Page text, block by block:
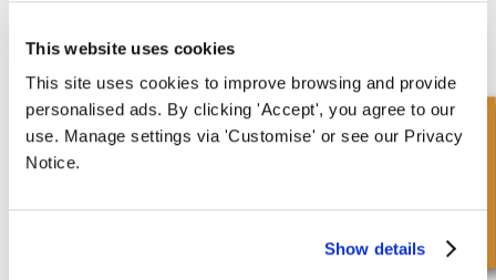
This website uses cookies
This site uses cookies to improve browsing and provide
personalised ads. By clicking 'Accept', you agree to our
use. Manage settings via 'Customise' or see our Privacy
Notice.
Show details Snel onderzoek